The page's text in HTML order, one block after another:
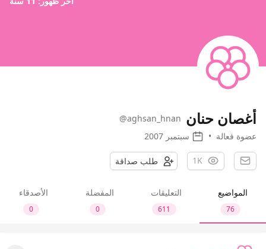
أغصان حنان @aghsan_hnan
عضوة فعالة • سبتمبر 2007
1K طلب صداقة
المواضيع
76
التعليقات
611
المفضلة
0
الأصدقاء
0